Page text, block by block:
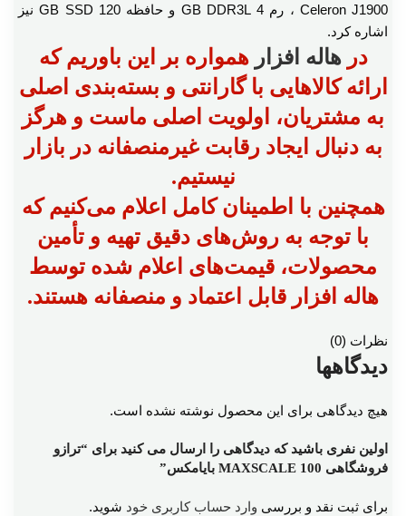
Celeron J1900 ، رم 4 GB DDR3L و حافظه 120 GB SSD نیز
اشاره کرد.
درهاله افزار همواره بر این باوریم که
ارائه کالاهایی با گارانتی و بسته‌بندی اصلی
به مشتریان، اولویت اصلی ماست و هرگز
به دنبال ایجاد رقابت غیرمنصفانه در بازار
نیستیم.
همچنین با اطمینان کامل اعلام می‌کنیم که
با توجه به روش‌های دقیق تهیه و تأمین
محصولات، قیمت‌های اعلام شده توسط
هاله افزار قابل اعتماد و منصفانه هستند.
نظرات (0)
دیدگاهها
هیچ دیدگاهی برای این محصول نوشته نشده است.
اولین نفری باشید که دیدگاهی را ارسال می کنید برای “ترازو
فروشگاهی MAXSCALE 100 بایامکس”
برای ثبت نقد و بررسی وارد حساب کاربری خود شوید.